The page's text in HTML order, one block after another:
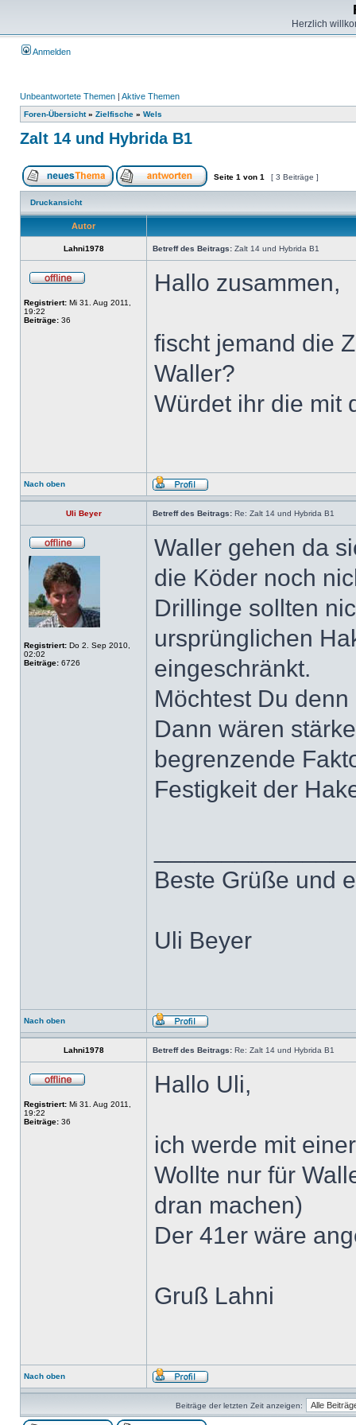
Herzlich
Anmelden
Unbeantwortete Themen | Aktive Themen
Foren-Übersicht» Zielfische » Wels
Zalt 14 und Hybrida B1
Seite 1 von 1 [ 3 Beiträge ]
Druckansicht
Autor
Lahni1978 Betreff des Beitrags: Zalt 14 und Hybrida B1
Registriert: Mi 31. Aug 2011,
19:22
Beiträge: 36
Hallo zusammen,
fischt jemand die
Waller?
Würdet ihr die mit
Nach oben
Uli Beyer Betreff des Beitrags: Re: Zalt 14 und Hybrida B1
Registriert: Do 2. Sep 2010,
02:02
Beiträge: 6726
Waller gehen da
die Köder noch
Drillinge sollten
ursprünglichen
eingeschränkt.
Möchtest Du
Dann wären
begrenzende
Festigkeit der
Beste Grüße und
Uli Beyer
Nach oben
Lahni1978 Betreff des Beitrags: Re: Zalt 14 und Hybrida B1
Registriert: Mi 31. Aug 2011,
19:22
Beiträge: 36
Hallo Uli,
ich werde mit
Wollte nur für
dran machen)
Der 41er wäre
Gruß Lahni
Nach oben
Beiträge der letzten Zeit anzeigen: